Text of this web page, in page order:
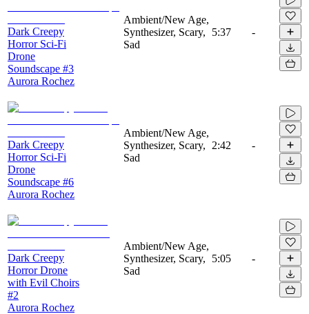
Dark Creepy
Horror Sci-Fi
Drone
Soundscape #3
Aurora Rochez
Ambient/New Age,
Synthesizer, Scary,
Sad
5:37 -
Dark Creepy
Horror Sci-Fi
Drone
Soundscape #6
Aurora Rochez
Ambient/New Age,
Synthesizer, Scary,
Sad
2:42 -
Dark Creepy
Horror Drone
with Evil Choirs
#2
Aurora Rochez
Ambient/New Age,
Synthesizer, Scary,
Sad
5:05 -